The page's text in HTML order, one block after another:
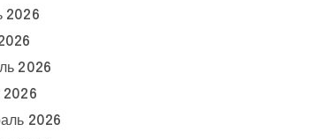
2026
2026
2026
2026